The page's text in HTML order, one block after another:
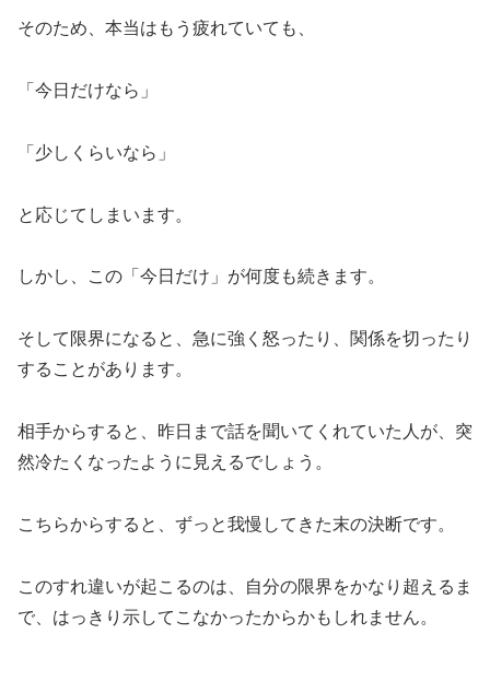
そのため、本当はもう疲れていても、
「今日だけなら」
「少しくらいなら」
と応じてしまいます。
しかし、この「今日だけ」が何度も続きます。
そして限界になると、急に強く怒ったり、関係を切ったり
することがあります。
相手からすると、昨日まで話を聞いてくれていた人が、突
然冷たくなったように見えるでしょう。
こちらからすると、ずっと我慢してきた末の決断です。
このすれ違いが起こるのは、自分の限界をかなり超えるま
で、はっきり示してこなかったからかもしれません。